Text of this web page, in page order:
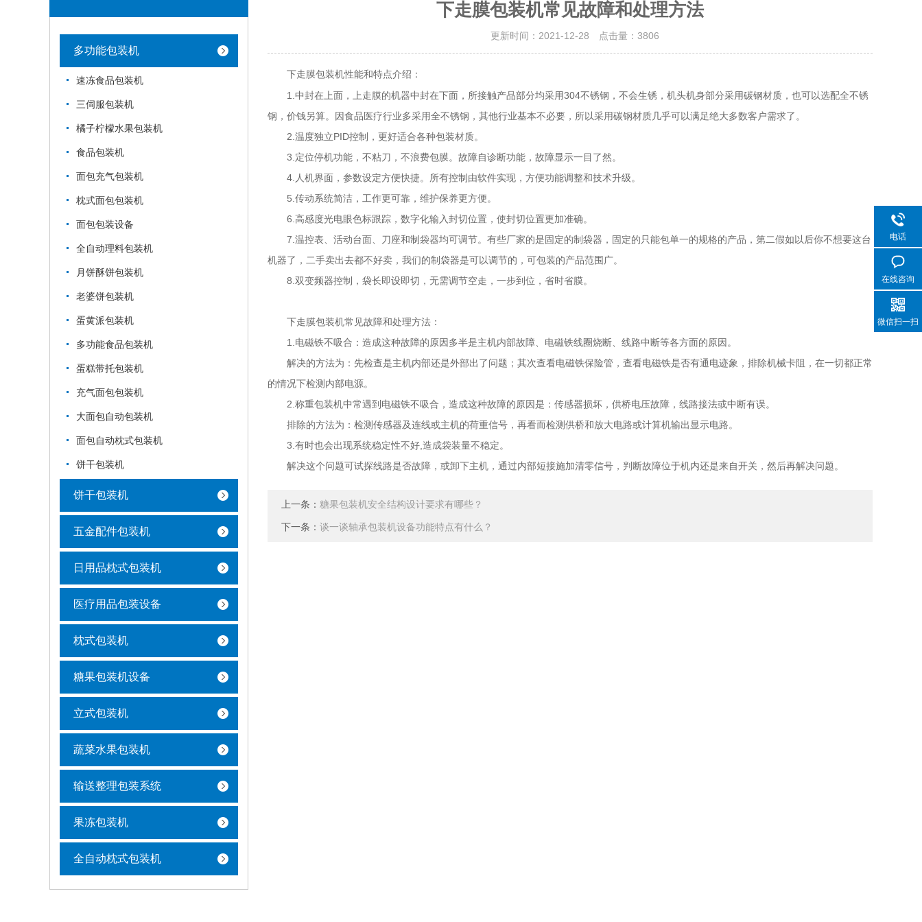
多功能包装机
速冻食品包装机
三伺服包装机
橘子柠檬水果包装机
食品包装机
面包充气包装机
枕式面包包装机
面包包装设备
全自动理料包装机
月饼酥饼包装机
老婆饼包装机
蛋黄派包装机
多功能食品包装机
蛋糕带托包装机
充气面包包装机
大面包自动包装机
面包自动枕式包装机
饼干包装机
饼干包装机
五金配件包装机
日用品枕式包装机
医疗用品包装设备
枕式包装机
糖果包装机设备
立式包装机
蔬菜水果包装机
输送整理包装系统
果冻包装机
全自动枕式包装机
下走膜包装机常见故障和处理方法
更新时间：2021-12-28 点击量： 3806
下走膜包装机性能和特点介绍：
1.中封在上面，上走膜的机器中封在下面，所接触产品部分均采用304不锈钢，不会生锈，机头机身部分采用碳钢材质，也可以选配全不锈
钢，价钱另算。因食品医疗行业多采用全不锈钢，其他行业基本不必要，所以采用碳钢材质几乎可以满足绝大多数客户需求了。
2.温度独立PID控制，更好适合各种包装材质。
3.定位停机功能，不粘刀，不浪费包膜。故障自诊断功能，故障显示一目了然。
4.人机界面，参数设定方便快捷。所有控制由软件实现，方便功能调整和技术升级。
5.传动系统简洁，工作更可靠，维护保养更方便。
6.高感度光电眼色标跟踪，数字化输入封切位置，使封切位置更加准确。
7.温控表、活动台面、刀座和制袋器均可调节。有些厂家的是固定的制袋器，固定的只能包单一的规格的产品，第二假如以后你不想要这台
机器了，二手卖出去都不好卖，我们的制袋器是可以调节的，可包装的产品范围广。
8.双变频器控制，袋长即设即切，无需调节空走，一步到位，省时省膜。
下走膜包装机常见故障和处理方法：
1.电磁铁不吸合：造成这种故障的原因多半是主机内部故障、电磁铁线圈烧断、线路中断等各方面的原因。
解决的方法为：先检查是主机内部还是外部出了问题；其次查看电磁铁保险管，查看电磁铁是否有通电迹象，排除机械卡阻，在一切都正常
的情况下检测内部电源。
2.称重包装机中常遇到电磁铁不吸合，造成这种故障的原因是：传感器损坏，供桥电压故障，线路接法或中断有误。
排除的方法为：检测传感器及连线或主机的荷重信号，再看而检测供桥和放大电路或计算机输出显示电路。
3.有时也会出现系统稳定性不好,造成袋装量不稳定。
解决这个问题可试探线路是否故障，或卸下主机，通过内部短接施加清零信号，判断故障位于机内还是来自开关，然后再解决问题。
上一条： 糖果包装机安全结构设计要求有哪些？
下一条： 谈一谈轴承包装机设备功能特点有什么？
电话
在线咨询
微信扫一扫